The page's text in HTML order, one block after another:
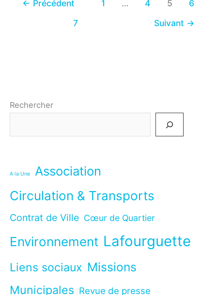
← Précédent 1 … 4 5
6
7
Suivant →
Rechercher
A la Une
Association
Circulation & Transports
Contrat de Ville Cœur de Quartier
Environnement Lafourguette
Liens sociaux Missions
Municipales Revue de presse